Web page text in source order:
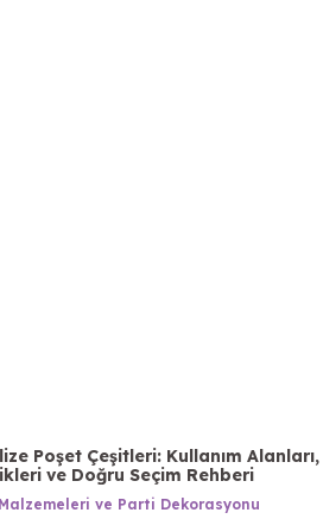
Poşet Çeşitleri: Kullanım Alanları,
ve Doğru Seçim Rehberi
ve Parti Dekorasyonu